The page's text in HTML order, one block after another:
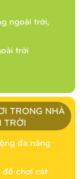
ngoài trời,
trời
TRONG NHÀ
TRỜI
đa năng
đồ chơi cát